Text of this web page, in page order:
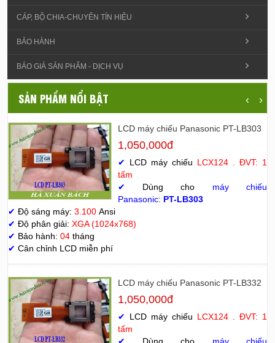
CÁP, BỘ CHIA-CHUYỂN TÍN HIỆU
BẢO HÀNH
BÁO GIÁ SẢN PHẨM - DỊCH VỤ
SẢN PHẨM NỔI BẬT ‹ ›
LCD máy chiếu Panasonic PT-LB303
1,050,000đ
✔ LCD máy chiếu LCX124 . ĐVT: 1
tấm
✔
Dùng cho máy chiếu
Panasonic: PT-LB303
✔ Độ sáng máy: 3.100 Ansi
✔ Độ phân giải: XGA (1024x768)
✔ Bảo hành: 04 tháng
✔ Cân chỉnh LCD miễn phí
LCD máy chiếu Panasonic PT-LB332
1,050,000đ
✔ LCD máy chiếu LCX124 . ĐVT: 1
tấm